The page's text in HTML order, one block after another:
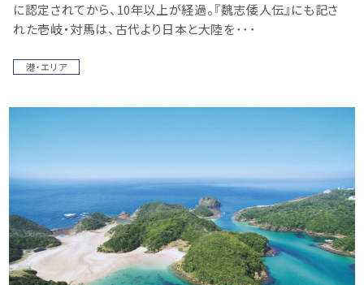
に認定されてから、10年以上が経過。『魏志倭人伝』にも記さ
れた壱岐・対馬は、古代より日本と大陸を･･･
港・エリア